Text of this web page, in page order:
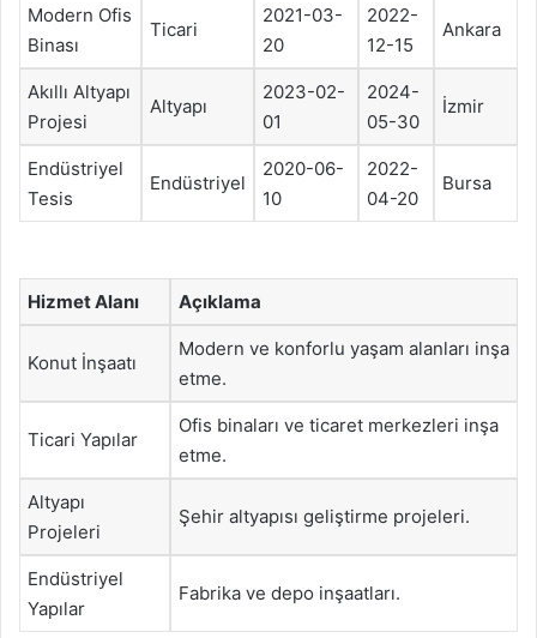
Modern Ofis
Binası
Ticari
2021-03-
20
2022-
12-15
Ankara
Akıllı Altyapı
Projesi
Altyapı
2023-02-
01
2024-
05-30
İzmir
Endüstriyel
Tesis
Endüstriyel
2020-06-
10
2022-
04-20
Bursa
Hizmet Alanı Açıklama
Konut İnşaatı
Modern ve konforlu yaşam alanları inşa
etme.
Ticari Yapılar
Ofis binaları ve ticaret merkezleri inşa
etme.
Altyapı
Projeleri
Şehir altyapısı geliştirme projeleri.
Endüstriyel
Yapılar
Fabrika ve depo inşaatları.